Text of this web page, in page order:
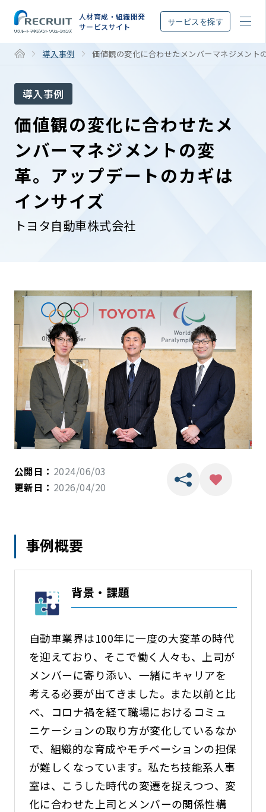
人材育成・組織開発
サービスサイト
サービスを探す
導入事例 価値観の変化に合わせたメンバーマネジメント
導入事例
価値観の変化に合わせたメ
ンバーマネジメントの変
革。アップデートのカギは
インサイズ
トヨタ自動車株式会社
公開日： 2024/06/03
更新日： 2026/04/20
事例概要
背景・課題
自動車業界は100年に一度の大変革の時代
を迎えており、そこで働く人々も、上司が
メンバーに寄り添い、一緒にキャリアを
考える必要が出てきました。また以前と比
べ、コロナ禍を経て職場におけるコミュ
ニケーションの取り方が変化しているなか
で、組織的な育成やモチベーションの担保
が難しくなっています。私たち技能系人事
室は、こうした時代の変遷を捉えつつ、変
化に合わせた上司とメンバーの関係性構